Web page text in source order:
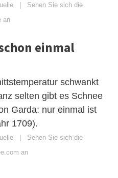
| Sehen Sie sich die
an
einmal
schwankt
selten gibt es Schnee
Garda: nur einmal ist
1709).
| Sehen Sie sich die
an